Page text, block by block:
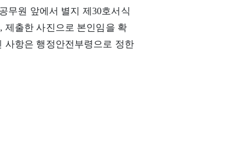
무원 앞에서 별지 제30호서식
제출한 사진으로 본인임을 확
사항은 행정안전부령으로 정한